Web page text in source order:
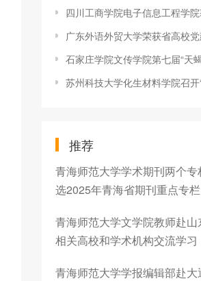
四川工商学院电子信息工程学院获教育部产学合作协同育人
广东外语外贸大学荣获省高校党建研究会本科高校分会年
石家庄学院文传学院第七届“天蝎乐歌手大赛”圆
苏州科技大学化生材料学院召开“聚焦班级管理 加强学风
推荐
青海师范大学学术期刊两个专
选2025年青海省期刊重点专栏
青海师范大学文学院教师赴山
相关高校和学术机构交流学习
青海师范大学学报编辑部赴大